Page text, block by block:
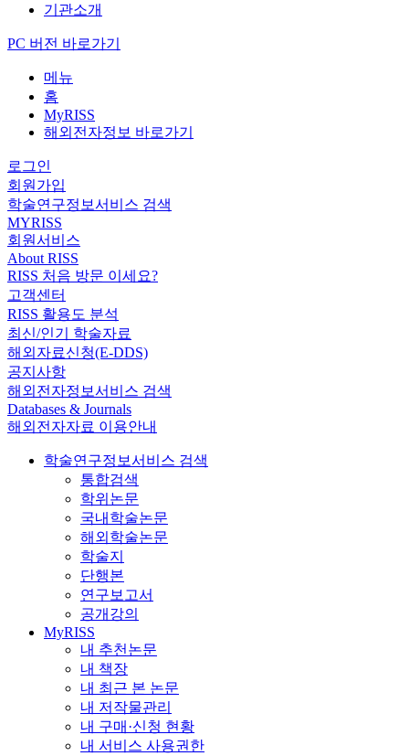
기관소개
PC 버전 바로가기
메뉴
홈
MyRISS
해외전자정보 바로가기
로그인
회원가입
학술연구정보서비스 검색
MYRISS
회원서비스
About RISS
RISS 처음 방문 이세요?
고객센터
RISS 활용도 분석
최신/인기 학술자료
해외자료신청(E-DDS)
공지사항
해외전자정보서비스 검색
Databases & Journals
해외전자자료 이용안내
학술연구정보서비스 검색
통합검색
학위논문
국내학술논문
해외학술논문
학술지
단행본
연구보고서
공개강의
MyRISS
내 추천논문
내 책장
내 최근 본 논문
내 저작물관리
내 구매·신청 현황
내 서비스 사용권한